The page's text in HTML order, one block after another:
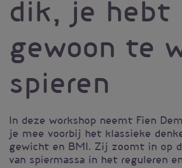
dik, je hebt
gewoon te
spieren
In deze workshop neemt Fien
je mee voorbij het klassieke
gewicht en BMI. Zij zoomt in op
van spiermassa in het reguleren